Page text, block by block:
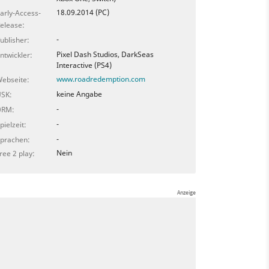
Access-
18.09.2014 (PC)
-
Pixel Dash Studios, DarkSeas
Interactive (PS4)
www.roadredemption.com
keine Angabe
-
-
-
2 play:
Nein